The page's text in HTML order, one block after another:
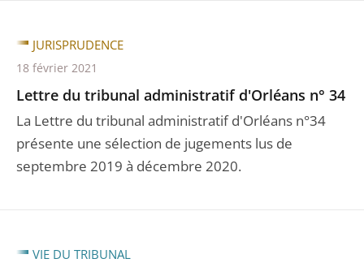
Lettre du tribunal administratif d'Orléans n° 34
La Lettre du tribunal administratif d'Orléans n°34
présente une sélection de jugements lus de
septembre 2019 à décembre 2020.
JURISPRUDENCE
18 février 2021
VIE DU TRIBUNAL